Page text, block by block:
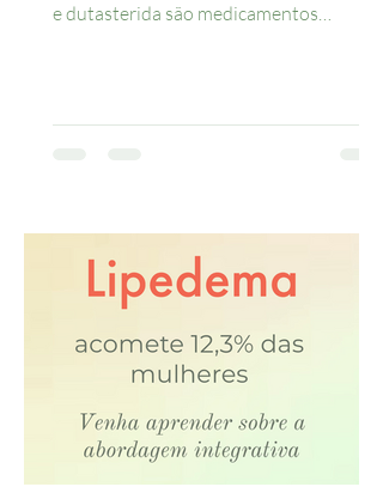
e dutasterida são medicamentos